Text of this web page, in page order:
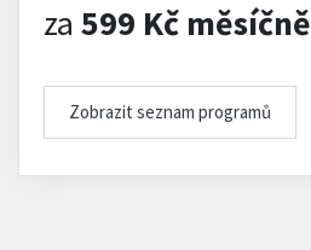
za 599 Kč měsíčně
Zobrazit seznam programů